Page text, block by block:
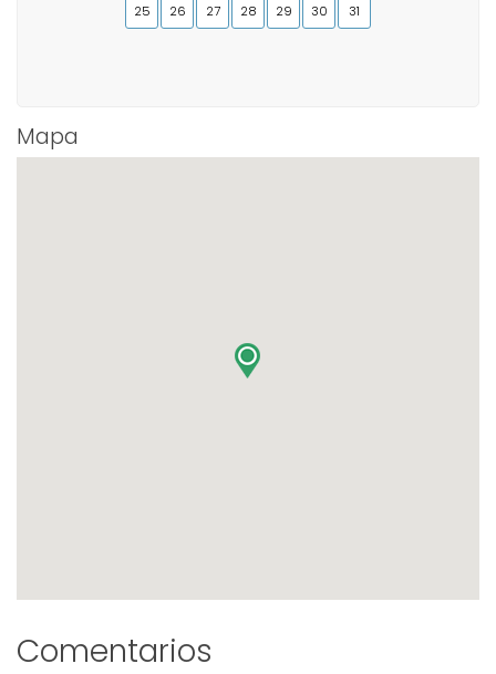
25 26 27 28 29 30 31
Mapa
Comentarios